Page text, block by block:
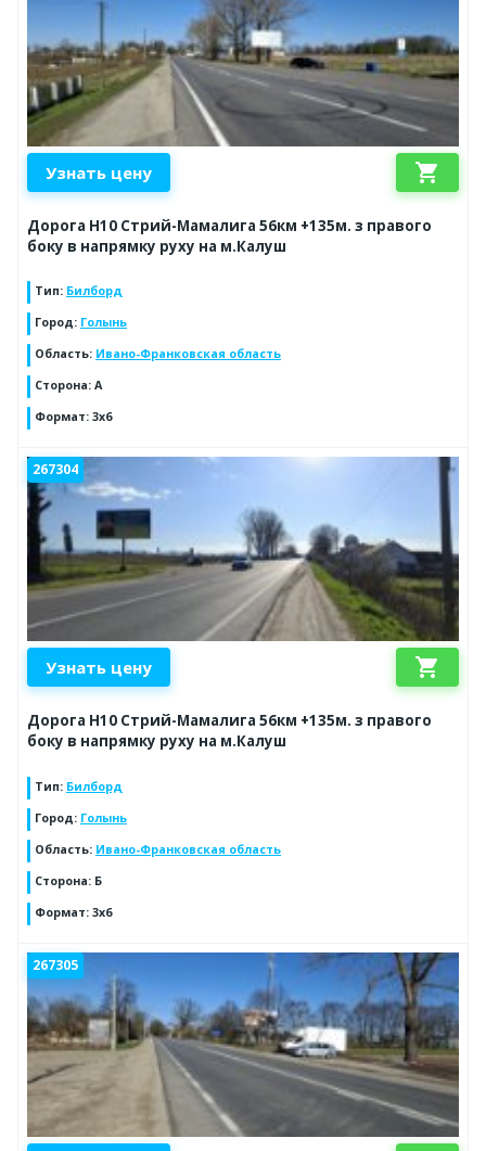
Узнать цену shopping_cart
Дорога Н10 Стрий-Мамалига 56км +135м. з правого
боку в напрямку руху на м.Калуш
Тип: Билборд
Город: Голынь
Область: Ивано-Франковская область
Сторона: А
Формат: 3x6
267304
Узнать цену shopping_cart
Дорога Н10 Стрий-Мамалига 56км +135м. з правого
боку в напрямку руху на м.Калуш
Тип: Билборд
Город: Голынь
Область: Ивано-Франковская область
Сторона: Б
Формат: 3x6
267305